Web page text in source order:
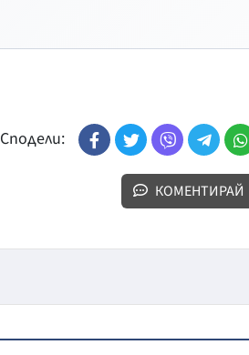
Сподели:
КОМЕНТИРАЙ